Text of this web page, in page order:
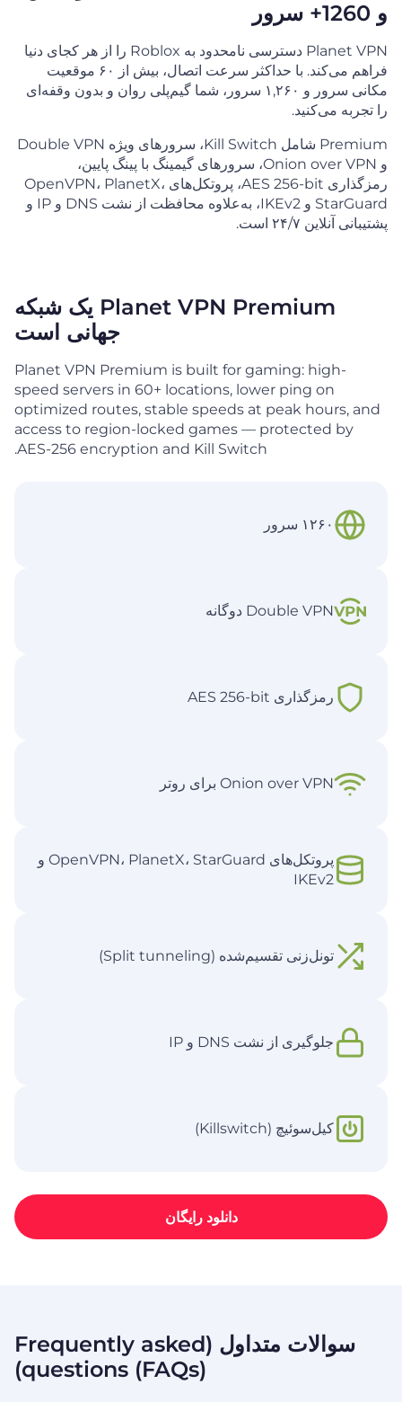
و 1260+ سرور
Planet VPN دسترسی نامحدود به Roblox را از هر کجای دنیا
فراهم می‌کند. با حداکثر سرعت اتصال، بیش از ۶۰ موقعیت
مکانی سرور و ۱,۲۶۰ سرور، شما گیم‌پلی روان و بدون وقفه‌ای
را تجربه می‌کنید.
Premium شامل Kill Switch، سرورهای ویژه Double VPN
و Onion over VPN، سرورهای گیمینگ با پینگ پایین،
رمزگذاری AES 256-bit، پروتکل‌های OpenVPN، PlanetX،
StarGuard و IKEv2، به‌علاوه محافظت از نشت DNS و IP و
پشتیبانی آنلاین ۲۴/۷ است.
Planet VPN Premium یک شبکه
جهانی است
Planet VPN Premium is built for gaming: high-
speed servers in 60+ locations, lower ping on
optimized routes, stable speeds at peak hours, and
access to region-locked games — protected by
AES-256 encryption and Kill Switch.
۱۲۶۰ سرور
Double VPN دوگانه
رمزگذاری AES 256-bit
Onion over VPN برای روتر
پروتکل‌های OpenVPN، PlanetX، StarGuard و
IKEv2
تونل‌زنی تقسیم‌شده (Split tunneling)
جلوگیری از نشت DNS و IP
کیل‌سوئیچ (Killswitch)
دانلود رایگان
سوالات متداول (Frequently asked
questions (FAQs))